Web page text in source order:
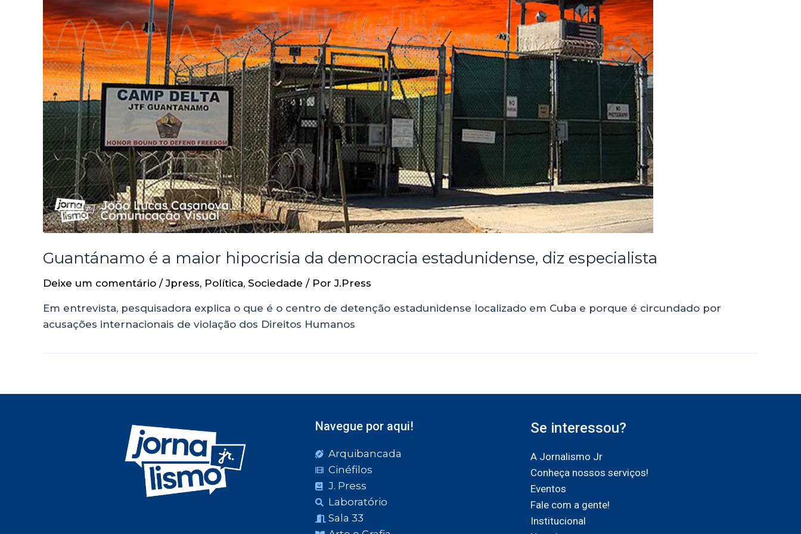
Guantánamo é a maior hipocrisia da democracia estadunidense, diz especialista
Deixe um comentário /Jpress, Política, Sociedade / PorJ.Press
Em entrevista, pesquisadora explica o que é o centro de detenção estadunidense localizado em Cuba e porque é circundado por
acusações internacionais de violação dos Direitos Humanos
Navegue por aqui!
Arquibancada
Cinéfilos
J. Press
Laboratório
Sala 33
Se interessou?
A Jornalismo Jr
Conheça nossos serviços!
Eventos
Fale com a gente!
Institucional